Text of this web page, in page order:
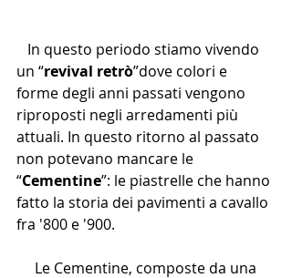
un “revival retrò”dove colori e
forme degli anni passati vengono
riproposti negli arredamenti più
attuali. In questo ritorno al passato
non potevano mancare le
“Cementine”: le piastrelle che hanno
fatto la storia dei pavimenti a cavallo
fra '800 e '900.